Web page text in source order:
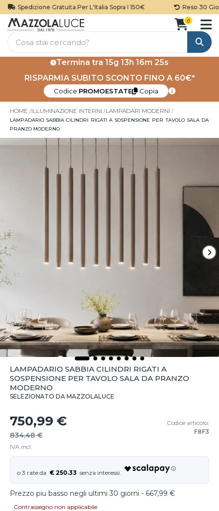
Spedizione Gratuita Per L'Italia Sopra I 150€ Reso 30 Giorni
Cerca
0
Termina tra 15g 13h 16m 25s
RISPARMIA SUBITO SCONTO FINO A 60€*
Codice:PROMOESTATE Copia
HOME ILLUMINAZIONE INTERNI LAMPADARI MODERNI
LAMPADARIO SABBIA CILINDRI RIGATI A SOSPENSIONE PER TAVOLO SALA DA
PRANZO MODERNO
LAMPADARIO SABBIA CILINDRI RIGATI A
SOSPENSIONE PER TAVOLO SALA DA PRANZO
MODERNO
SELEZIONATO DA MAZZOLALUCE
750,99 €
834,48 €
IVA incl.
Codice articolo:
F8F3
€ 250.33
Prezzo piu basso negli ultimi 30 giorni - 667,99 €
Contrassegno non applicabile